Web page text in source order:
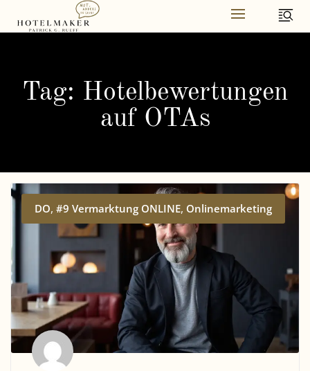
Skip
Tag: Hotelbewertungen
auf OTAs
DO,#9 Vermarktung ONLINE, Onlinemarketing